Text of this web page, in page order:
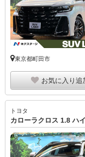
東京都町田市
お気に入り追
トヨタ
カローラクロス 1.8 ハ